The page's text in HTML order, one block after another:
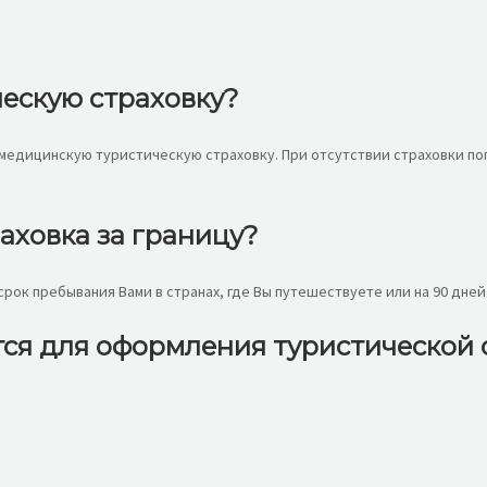
страховку?
туристическую страховку. При отсутствии страховки
за границу?
пребывания Вами в странах, где Вы путешествуете или на 90
для оформления туристической